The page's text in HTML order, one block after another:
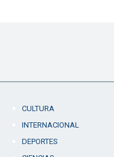
CULTURA
INTERNACIONAL
DEPORTES